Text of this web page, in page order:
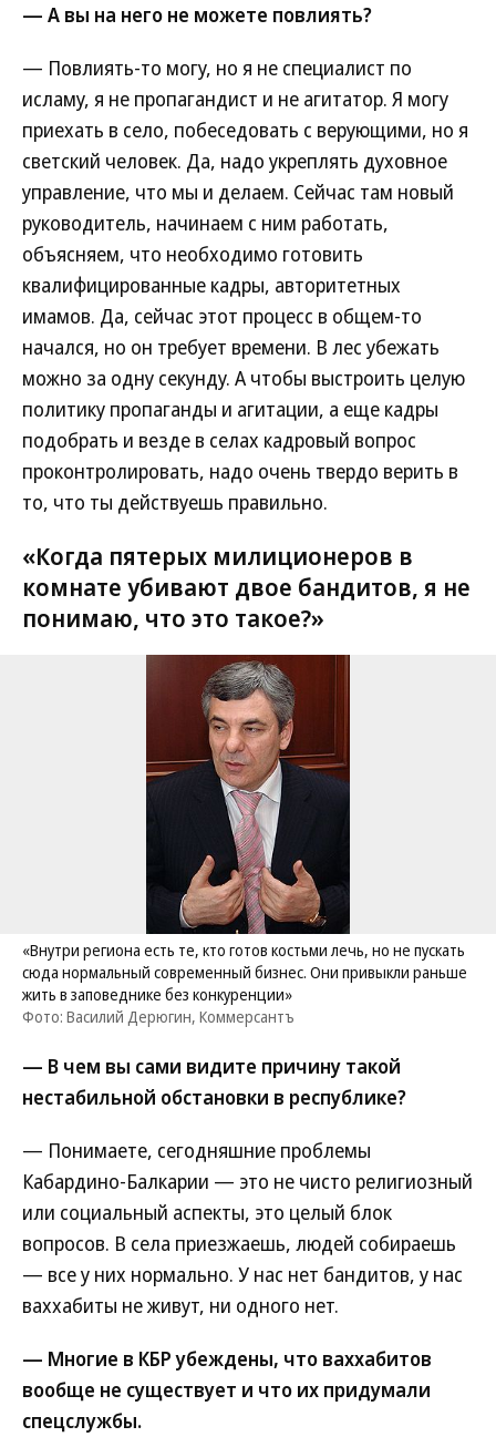
— А вы на него не можете повлиять?
— Повлиять-то могу, но я не специалист по
исламу, я не пропагандист и не агитатор. Я могу
приехать в село, побеседовать с верующими, но я
светский человек. Да, надо укреплять духовное
управление, что мы и делаем. Сейчас там новый
руководитель, начинаем с ним работать,
объясняем, что необходимо готовить
квалифицированные кадры, авторитетных
имамов. Да, сейчас этот процесс в общем-то
начался, но он требует времени. В лес убежать
можно за одну секунду. А чтобы выстроить целую
политику пропаганды и агитации, а еще кадры
подобрать и везде в селах кадровый вопрос
проконтролировать, надо очень твердо верить в
то, что ты действуешь правильно.
«Когда пятерых милиционеров в
комнате убивают двое бандитов, я не
понимаю, что это такое?»
«Внутри региона есть те, кто готов костьми лечь, но не пускать
сюда нормальный современный бизнес. Они привыкли раньше
жить в заповеднике без конкуренции»
Фото: Василий Дерюгин, Коммерсантъ
— В чем вы сами видите причину такой
нестабильной обстановки в республике?
— Понимаете, сегодняшние проблемы
Кабардино-Балкарии — это не чисто религиозный
или социальный аспекты, это целый блок
вопросов. В села приезжаешь, людей собираешь
— все у них нормально. У нас нет бандитов, у нас
ваххабиты не живут, ни одного нет.
— Многие в КБР убеждены, что ваххабитов
вообще не существует и что их придумали
спецслужбы.